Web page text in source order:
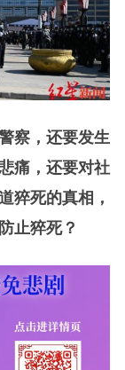
察，还要发生
痛，还要对社
猝死的真相，
止猝死？